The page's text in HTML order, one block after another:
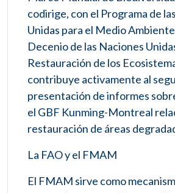
codirige, con el Programa de
Unidas para el Medio
Decenio de las Naciones
Restauración de los
contribuye activamente al
presentación de informes
el GBF Kunming-Montreal
restauración de áreas
La FAO y el FMAM
El FMAM sirve como